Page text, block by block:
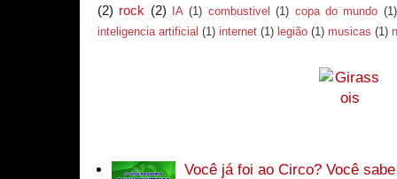
(2) rock (2) IA (1) combustivel (1) copa do mundo (1)
inteligencia artificial (1) internet (1) legião (1) musicas (1)
Você já foi ao Circo? Você